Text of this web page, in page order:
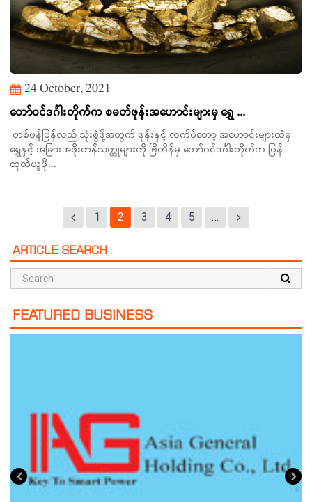
24 October, 2021
တော်ဝင်ဒင်္ဂါးတိုက်က စမတ်ဖုန်းအဟောင်းများမှ ရွှေ ...
တစ်ဖန်ပြန်လည် သုံးစွဲဖို့အတွက် ဖုန်းနှင့် လက်ပ်တော့ အဟောင်းများထံမှ
ရွှေနှင့် အခြားအဖိုးတန်သတ္တုများကို ဗြိတိန်မှ တော်ဝင်ဒင်္ဂါးတိုက်က ပြန်
ထုတ်ယူဖို...
1 2 3 4 5 …
ARTICLE SEARCH
FEATURED BUSINESS